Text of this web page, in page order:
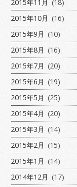
2015年11月 (18)
2015年10月 (16)
2015年9月 (10)
2015年8月 (16)
2015年7月 (20)
2015年6月 (19)
2015年5月 (25)
2015年4月 (20)
2015年3月 (14)
2015年2月 (15)
2015年1月 (14)
2014年12月 (17)